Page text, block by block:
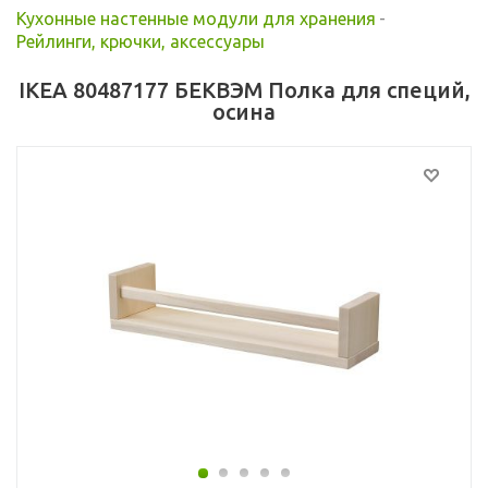
Кухонные настенные модули для хранения -
Рейлинги, крючки, аксессуары
IKEA 80487177 БЕКВЭМ Полка для специй,
осина